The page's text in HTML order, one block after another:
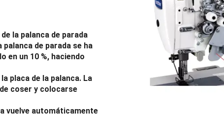
la palanca de parada
de parada se ha
en un 10 %, haciendo
placa de la palanca. La
coser y colocarse
vuelve automáticamente